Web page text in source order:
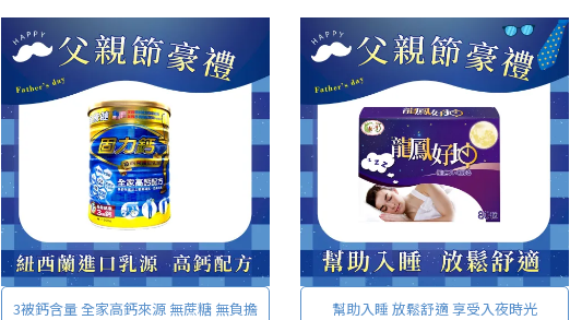
3被鈣含量 全家高鈣來源 無蔗糖 無負擔 幫助入睡 放鬆舒適 享受入夜時光